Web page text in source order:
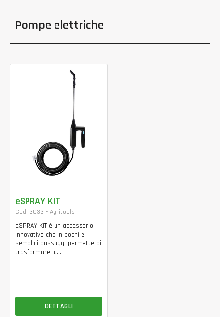
Pompe elettriche
eSPRAY KIT
Cod. 3033 - Agritools
eSPRAY KIT è un accessorio
innovativo che in pochi e
semplici passaggi permette di
trasformare la...
DETTAGLI